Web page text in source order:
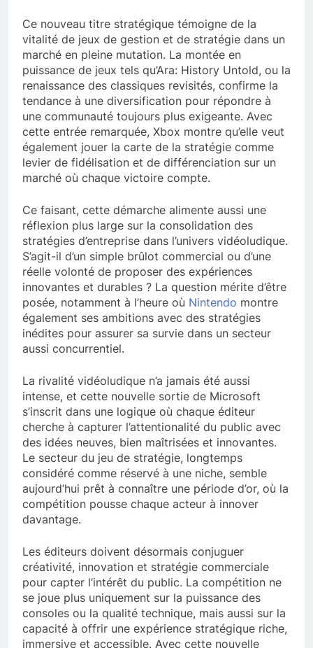
Ce nouveau titre stratégique témoigne de la
vitalité de jeux de gestion et de stratégie dans un
marché en pleine mutation. La montée en
puissance de jeux tels qu’Ara: History Untold, ou la
renaissance des classiques revisités, confirme la
tendance à une diversification pour répondre à
une communauté toujours plus exigeante. Avec
cette entrée remarquée, Xbox montre qu’elle veut
également jouer la carte de la stratégie comme
levier de fidélisation et de différenciation sur un
marché où chaque victoire compte.
Ce faisant, cette démarche alimente aussi une
réflexion plus large sur la consolidation des
stratégies d’entreprise dans l’univers vidéoludique.
S’agit-il d’un simple brûlot commercial ou d’une
réelle volonté de proposer des expériences
innovantes et durables ? La question mérite d’être
posée, notamment à l’heure où Nintendo montre
également ses ambitions avec des stratégies
inédites pour assurer sa survie dans un secteur
aussi concurrentiel.
La rivalité vidéoludique n’a jamais été aussi
intense, et cette nouvelle sortie de Microsoft
s’inscrit dans une logique où chaque éditeur
cherche à capturer l’attentionalité du public avec
des idées neuves, bien maîtrisées et innovantes.
Le secteur du jeu de stratégie, longtemps
considéré comme réservé à une niche, semble
aujourd’hui prêt à connaître une période d’or, où la
compétition pousse chaque acteur à innover
davantage.
Les éditeurs doivent désormais conjuguer
créativité, innovation et stratégie commerciale
pour capter l’intérêt du public. La compétition ne
se joue plus uniquement sur la puissance des
consoles ou la qualité technique, mais aussi sur la
capacité à offrir une expérience stratégique riche,
immersive et accessible. Avec cette nouvelle